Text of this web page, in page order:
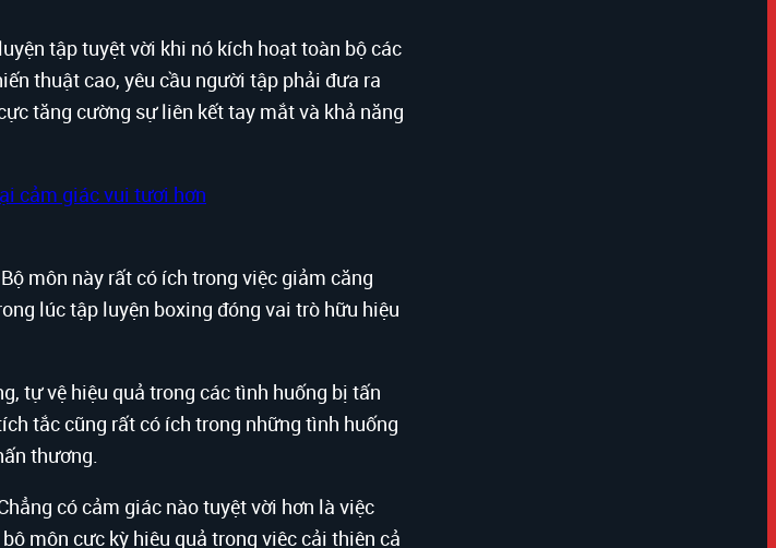
tập tuyệt vời khi nó kích hoạt toàn bộ các
thuật cao, yêu cầu người tập phải đưa ra
tăng cường sự liên kết tay mắt và khả năng
môn này rất có ích trong việc giảm căng
lúc tập luyện boxing đóng vai trò hữu hiệu
tự vệ hiệu quả trong các tình huống bị tấn
tắc cũng rất có ích trong những tình huống
thương.
có cảm giác nào tuyệt vời hơn là việc
môn cực kỳ hiệu quả trong việc cải thiện cả